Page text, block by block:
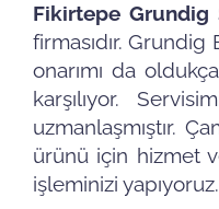
Fikirtepe Grundig
firmasıdır.
onarımı da
karşılıyor.
uzmanlaşmıştır.
ürünü için hizmet
işleminizi